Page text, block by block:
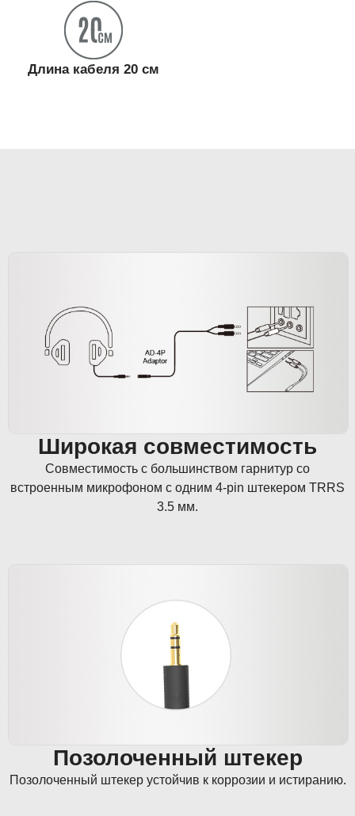
Длина кабеля 20 см
Широкая совместимость
Совместимость с большинством гарнитур со
встроенным микрофоном с одним 4-pin штекером TRRS
3.5 мм.
Позолоченный штекер
Позолоченный штекер устойчив к коррозии и истиранию.